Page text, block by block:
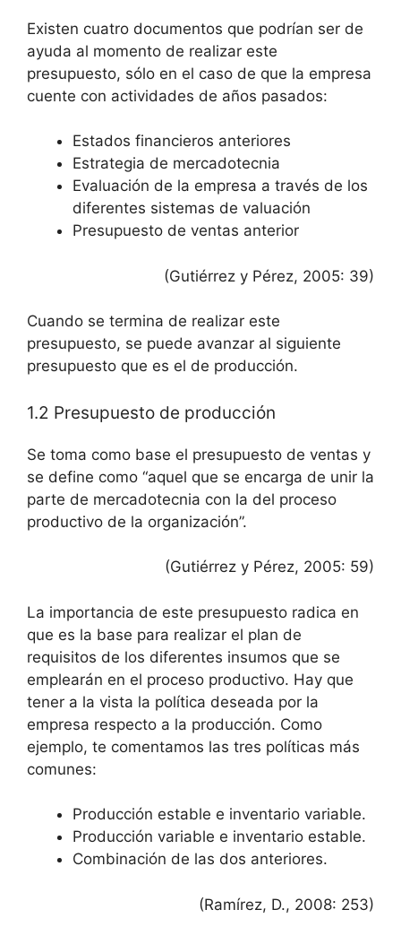
Existen cuatro documentos que podrían ser de
ayuda al momento de realizar este
presupuesto, sólo en el caso de que la empresa
cuente con actividades de años pasados:
Estados financieros anteriores
Estrategia de mercadotecnia
Evaluación de la empresa a través de los
diferentes sistemas de valuación
Presupuesto de ventas anterior
(Gutiérrez y Pérez, 2005: 39)
Cuando se termina de realizar este
presupuesto, se puede avanzar al siguiente
presupuesto que es el de producción.
1.2 Presupuesto de producción
Se toma como base el presupuesto de ventas y
se define como “aquel que se encarga de unir la
parte de mercadotecnia con la del proceso
productivo de la organización”.
(Gutiérrez y Pérez, 2005: 59)
La importancia de este presupuesto radica en
que es la base para realizar el plan de
requisitos de los diferentes insumos que se
emplearán en el proceso productivo. Hay que
tener a la vista la política deseada por la
empresa respecto a la producción. Como
ejemplo, te comentamos las tres políticas más
comunes:
Producción estable e inventario variable.
Producción variable e inventario estable.
Combinación de las dos anteriores.
(Ramírez, D., 2008: 253)